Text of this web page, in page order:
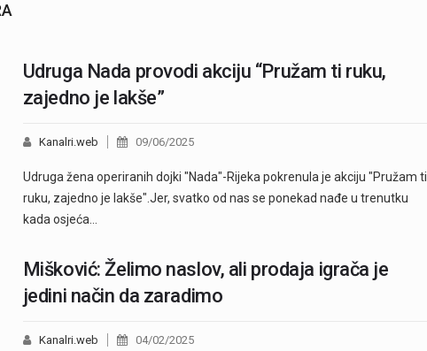
Udruga Nada provodi akciju “Pružam ti ruku,
zajedno je lakše”
Kanalri.web 09/06/2025
Udruga žena operiranih dojki "Nada"-Rijeka pokrenula je akciju "Pružam ti
ruku, zajedno je lakše".Jer, svatko od nas se ponekad nađe u trenutku
kada osjeća…
Mišković: Želimo naslov, ali prodaja igrača je
jedini način da zaradimo
Kanalri.web 04/02/2025